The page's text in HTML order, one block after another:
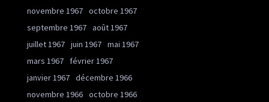
novembre 1967 octobre 1967
septembre 1967 août 1967
juillet 1967 juin 1967 mai 1967
mars 1967
février 1967
janvier 1967 décembre 1966
novembre 1966 octobre 1966